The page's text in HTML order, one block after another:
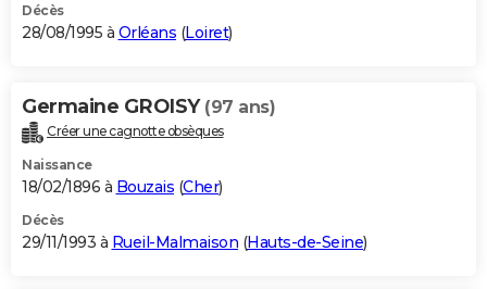
Décès
28/08/1995 à Orléans (Loiret)
Germaine GROISY (97 ans)
Créer une cagnotte obsèques
Naissance
18/02/1896 à Bouzais (Cher)
Décès
29/11/1993 à Rueil-Malmaison (Hauts-de-Seine)